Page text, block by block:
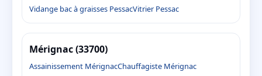
Vidange bac à graisses PessacVitrier Pessac
Mérignac (33700)
Assainissement MérignacChauffagiste Mérignac